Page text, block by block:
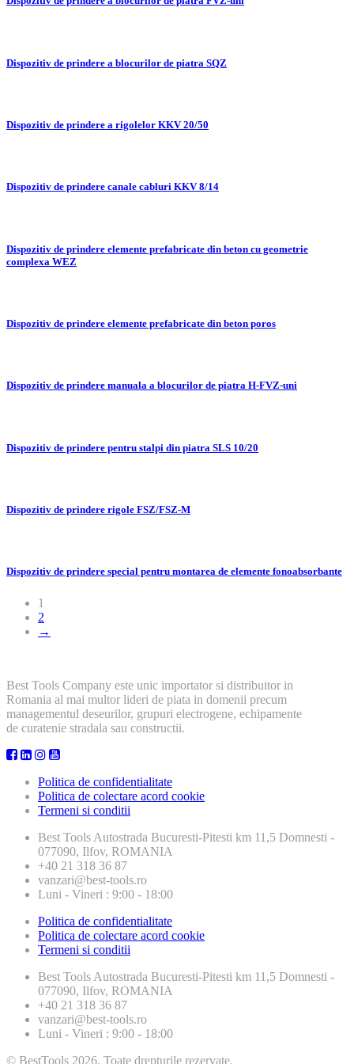
Dispozitiv de prindere a blocurilor de piatra SQZ
Dispozitiv de prindere a rigolelor KKV 20/50
Dispozitiv de prindere canale cabluri KKV 8/14
Dispozitiv de prindere elemente prefabricate din beton cu geometrie
complexa WEZ
Dispozitiv de prindere elemente prefabricate din beton poros
Dispozitiv de prindere manuala a blocurilor de piatra H-FVZ-uni
Dispozitiv de prindere pentru stalpi din piatra SLS 10/20
Dispozitiv de prindere rigole FSZ/FSZ-M
Dispozitiv de prindere special pentru montarea de elemente fonoabsorbante
1
2
→
Best Tools Company este unic importator si distribuitor in
Romania al mai multor lideri de piata in domenii precum
managementul deseurilor, grupuri electrogene, echipamente
de curatenie stradala sau constructii.
Politica de confidentialitate
Politica de colectare acord cookie
Termeni si conditii
Best Tools Autostrada Bucuresti-Pitesti km 11,5 Domnesti -
077090, Ilfov, ROMANIA
+40 21 318 36 87
vanzari@best-tools.ro
Luni - Vineri : 9:00 - 18:00
Politica de confidentialitate
Politica de colectare acord cookie
Termeni si conditii
Best Tools Autostrada Bucuresti-Pitesti km 11,5 Domnesti -
077090, Ilfov, ROMANIA
+40 21 318 36 87
vanzari@best-tools.ro
Luni - Vineri : 9:00 - 18:00
© BestTools 2026. Toate drepturile rezervate.